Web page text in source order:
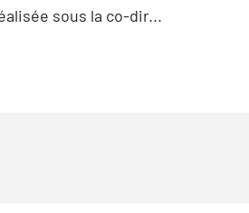
sous la co-dir...